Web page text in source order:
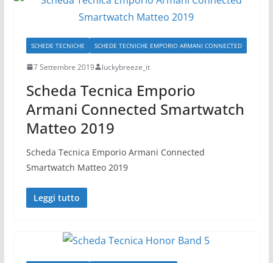
SCHEDE TECNICHE SCHEDE TECNICHE EMPORIO ARMANI CONNECTED
7 Settembre 2019 luckybreeze_it
Scheda Tecnica Emporio
Armani Connected Smartwatch
Matteo 2019
Scheda Tecnica Emporio Armani Connected
Smartwatch Matteo 2019
Leggi tutto